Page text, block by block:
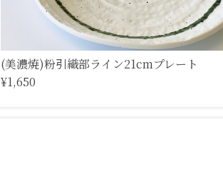
(美濃焼)粉引織部ライン21cmプレート
¥1,650